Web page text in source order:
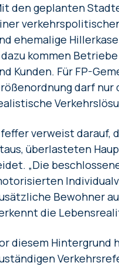
den geplanten
ehemalige
dazu kommen
Kunden. Für FP-
darf
verweist darauf,
überlasteten
„Die
Bewohner
die
diesem Hintergrund